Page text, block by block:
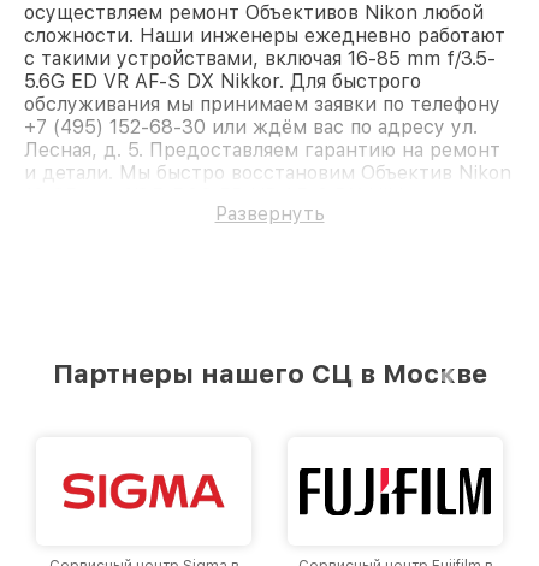
осуществляем ремонт Объективов Nikon любой
сложности. Наши инженеры ежедневно работают
с такими устройствами, включая 16-85 mm f/3.5-
5.6G ED VR AF-S DX Nikkor. Для быстрого
обслуживания мы принимаем заявки по телефону
+7 (495) 152-68-30 или ждём вас по адресу ул.
Лесная, д. 5. Предоставляем гарантию на ремонт
и детали. Мы быстро восстановим Объектив Nikon
Развернуть
Партнеры нашего СЦ в Москве